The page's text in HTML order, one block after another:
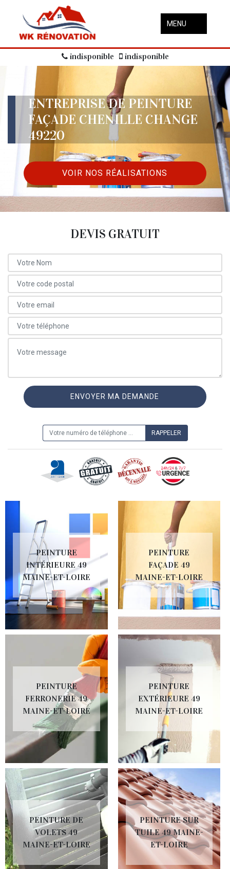
MENU
indisponible indisponible
ENTREPRISE DE PEINTURE
FAÇADE CHENILLE CHANGE
49220
VOIR NOS RÉALISATIONS
DEVIS GRATUIT
PEINTURE
INTÉRIEURE 49
MAINE-ET-LOIRE
PEINTURE
FAÇADE 49
MAINE-ET-LOIRE
PEINTURE
FERRONERIE 49
MAINE-ET-LOIRE
PEINTURE
EXTÉRIEURE 49
MAINE-ET-LOIRE
PEINTURE DE
VOLETS 49
MAINE-ET-LOIRE
PEINTURE SUR
TUILE 49 MAINE-
ET-LOIRE